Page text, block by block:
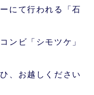
にて行われる「石
ンビ「シモツケ」
、お越しください